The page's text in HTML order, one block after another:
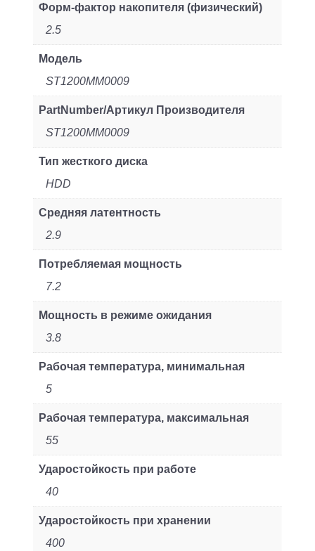
Форм-фактор накопителя (физический)
2.5
Модель
ST1200MM0009
PartNumber/Артикул Производителя
ST1200MM0009
Тип жесткого диска
HDD
Средняя латентность
2.9
Потребляемая мощность
7.2
Мощность в режиме ожидания
3.8
Рабочая температура, минимальная
5
Рабочая температура, максимальная
55
Ударостойкость при работе
40
Ударостойкость при хранении
400